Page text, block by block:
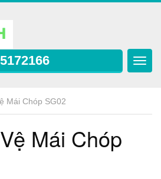
Mái Chóp SG02
Mái Chóp